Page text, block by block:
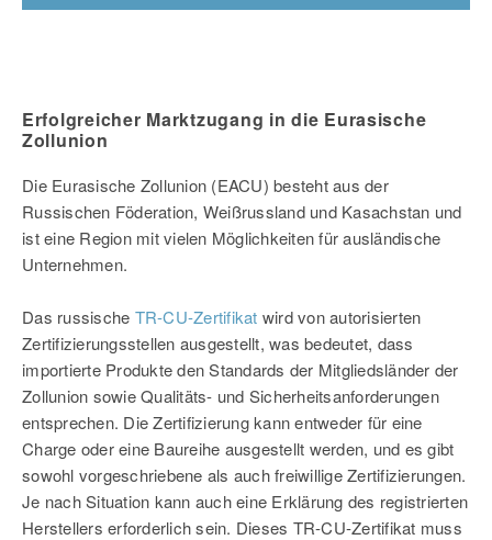
Erfolgreicher Marktzugang in die Eurasische
Zollunion
Die Eurasische Zollunion (EACU) besteht aus der
Russischen Föderation, Weißrussland und Kasachstan und
ist eine Region mit vielen Möglichkeiten für ausländische
Unternehmen.
Das russische TR-CU-Zertifikat wird von autorisierten
Zertifizierungsstellen ausgestellt, was bedeutet, dass
importierte Produkte den Standards der Mitgliedsländer der
Zollunion sowie Qualitäts- und Sicherheitsanforderungen
entsprechen. Die Zertifizierung kann entweder für eine
Charge oder eine Baureihe ausgestellt werden, und es gibt
sowohl vorgeschriebene als auch freiwillige Zertifizierungen.
Je nach Situation kann auch eine Erklärung des registrierten
Herstellers erforderlich sein. Dieses TR-CU-Zertifikat muss